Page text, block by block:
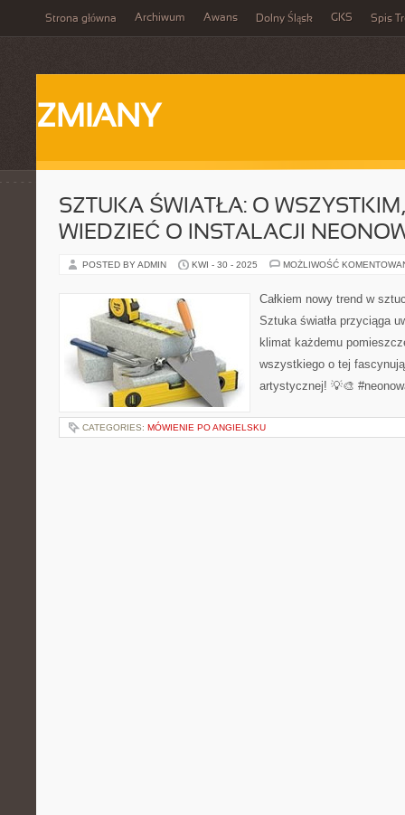
Strona główna Archiwum Awans Dolny Śląsk GKS Spis
ZMIANY
SZTUKA ŚWIATŁA: O
WIEDZIEĆ O INSTALACJI
POSTED BY ADMIN KWI - 30 - 2025 MOŻLIWOŚĆ
Całkiem nowy trend w
Sztuka światła przyciąga
klimat każdemu
wszystkiego o tej
artystycznej! 💡🎨
CATEGORIES: MÓWIENIE PO ANGIELSKU